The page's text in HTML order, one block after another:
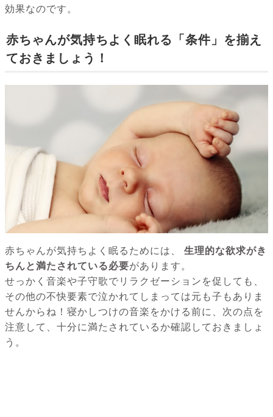
効果なのです。
赤ちゃんが気持ちよく眠れる「条件」を揃え
ておきましょう！
赤ちゃんが気持ちよく眠るためには、
生理的な欲求がき
ちんと満たされている必要があります。
せっかく音楽や子守歌でリラクゼーションを促しても、
その他の不快要素で泣かれてしまっては元も子もありま
せんからね！寝かしつけの音楽をかける前に、次の点を
注意して、十分に満たされているか確認しておきましょ
う。